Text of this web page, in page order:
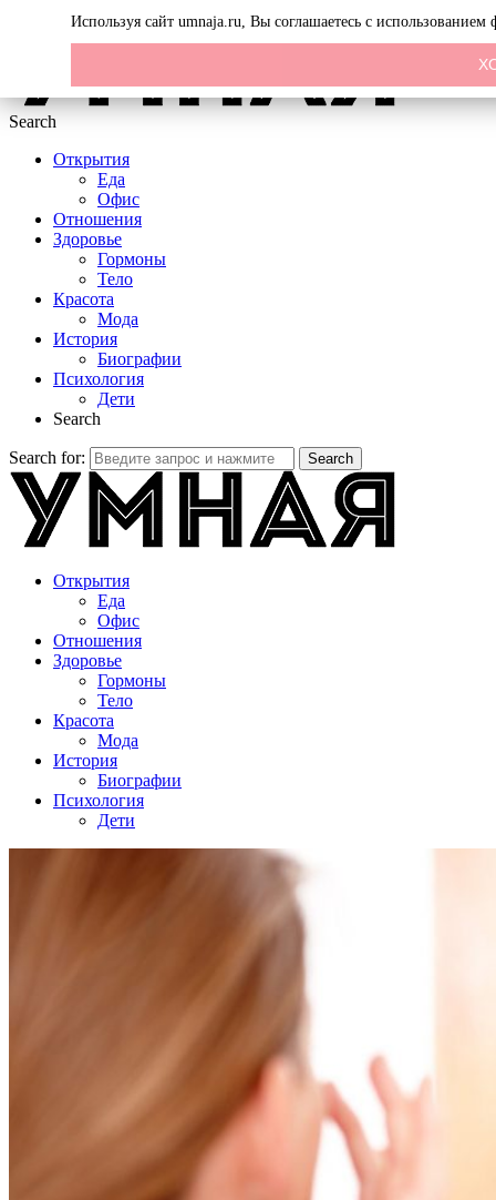
Search
Открытия
Еда
Офис
Отношения
Здоровье
Гормоны
Тело
Красота
Мода
История
Биографии
Психология
Дети
Search
Search for: Search
Открытия
Еда
Офис
Отношения
Здоровье
Гормоны
Тело
Красота
Мода
История
Биографии
Психология
Дети
Используя сайт umnaja.ru, Вы соглашаетесь с использованием